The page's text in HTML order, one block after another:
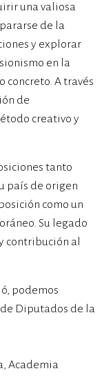
una valiosa
de la
y explorar
en la
concreto. A través
de
creativo y
tanto
país de origen
como un
Su legado
contribución al
podemos
Diputados de la
Academia